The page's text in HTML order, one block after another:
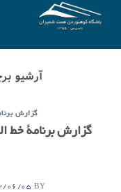
آرشیو
گزارش
06/05 BY